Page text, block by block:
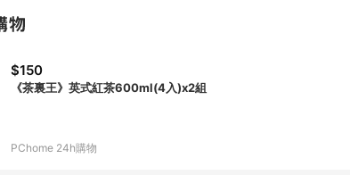
$150
《茶裏王》英式紅茶600ml(4入)x2組
PChome 24h購物